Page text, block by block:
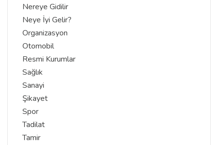
Nereye Gidilir
Neye İyi Gelir?
Organizasyon
Otomobil
Resmi Kurumlar
Sağlık
Sanayi
Şikayet
Spor
Tadilat
Tamir